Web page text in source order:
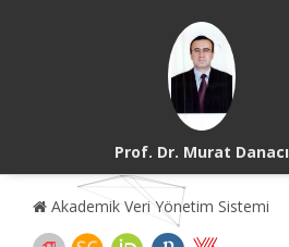
Prof. Dr. Murat Danacı
Akademik Veri Yönetim Sistemi